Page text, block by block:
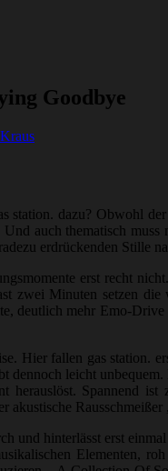
Goodbye
station. dazu? Obwohl
auch thematisch
erdrückenden Stille
erst recht
zwei Minuten setzen
deutlich mehr Emo-
Hier fallen gas
leicht
herauslöst. Spannend
und hinterlässt erst
Elementen,